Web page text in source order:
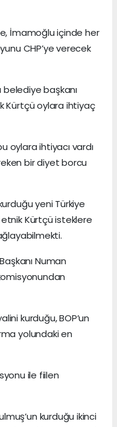
İmamoğlu içinde her
CHP’ye verecek
başkanı
Kürtçü oylara ihtiyaç
oylara ihtiyacı vardı
bir diyet borcu
yeni Türkiye
etnik Kürtçü isteklere
Numan
kurduğu, BOP’un
yolundaki en
ile fiilen
kurduğu ikinci